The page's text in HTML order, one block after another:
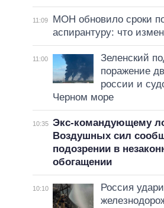
11:09
МОН обновило сроки
аспирантуру: что
11:00
Зеленский
поражение
россии и
Черном море
10:35 Экс-командующему
Воздушных сил
подозрении в
обогащении
10:10
Россия